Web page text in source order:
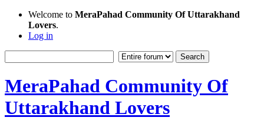
Welcome to MeraPahad Community Of Uttarakhand
Lovers.
Log in
MeraPahad Community Of
Uttarakhand Lovers